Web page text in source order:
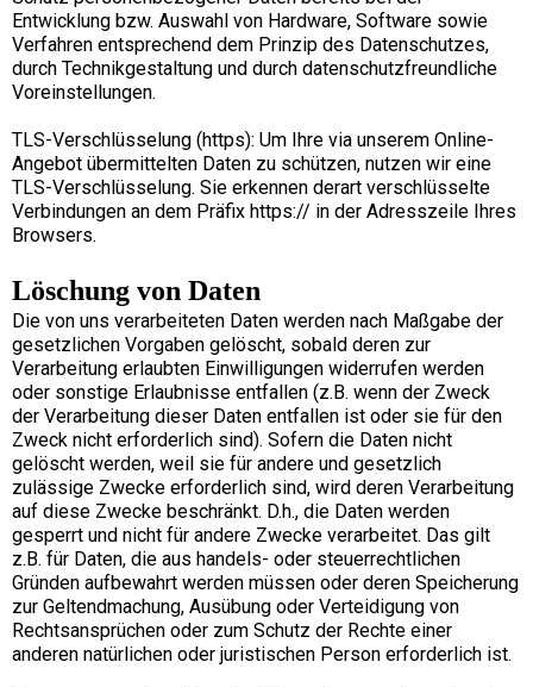
Entwicklung bzw. Auswahl von Hardware, Software sowie
Verfahren entsprechend dem Prinzip des Datenschutzes,
durch Technikgestaltung und durch datenschutzfreundliche
Voreinstellungen.
TLS-Verschlüsselung (https): Um Ihre via unserem Online-
Angebot übermittelten Daten zu schützen, nutzen wir eine
TLS-Verschlüsselung. Sie erkennen derart verschlüsselte
Verbindungen an dem Präfix https:// in der Adresszeile Ihres
Browsers.
Löschung von Daten
Die von uns verarbeiteten Daten werden nach Maßgabe der
gesetzlichen Vorgaben gelöscht, sobald deren zur
Verarbeitung erlaubten Einwilligungen widerrufen werden
oder sonstige Erlaubnisse entfallen (z.B. wenn der Zweck
der Verarbeitung dieser Daten entfallen ist oder sie für den
Zweck nicht erforderlich sind). Sofern die Daten nicht
gelöscht werden, weil sie für andere und gesetzlich
zulässige Zwecke erforderlich sind, wird deren Verarbeitung
auf diese Zwecke beschränkt. D.h., die Daten werden
gesperrt und nicht für andere Zwecke verarbeitet. Das gilt
z.B. für Daten, die aus handels- oder steuerrechtlichen
Gründen aufbewahrt werden müssen oder deren Speicherung
zur Geltendmachung, Ausübung oder Verteidigung von
Rechtsansprüchen oder zum Schutz der Rechte einer
anderen natürlichen oder juristischen Person erforderlich ist.